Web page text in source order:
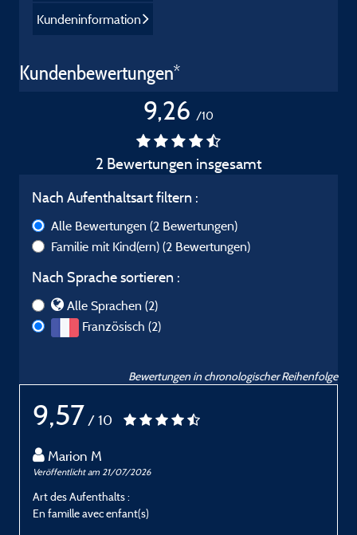
Kundeninformation
Kundenbewertungen*
9,26 /10
2 Bewertungen insgesamt
Nach Aufenthaltsart filtern :
Alle Bewertungen (2 Bewertungen)
Familie mit Kind(ern) (2 Bewertungen)
Nach Sprache sortieren :
Alle Sprachen (2)
Französisch (2)
Bewertungen in chronologischer Reihenfolge
9,57 / 10
Marion M
Veröffentlicht am 21/07/2026
Art des Aufenthalts :
En famille avec enfant(s)